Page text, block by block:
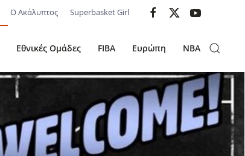
Ο Ακάλυπτος Superbasket Girl
Εθνικές Ομάδες FIBA Ευρώπη NBA